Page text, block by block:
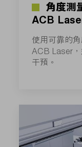
角度測
ACB
使用可靠的
ACB Laser
干預。